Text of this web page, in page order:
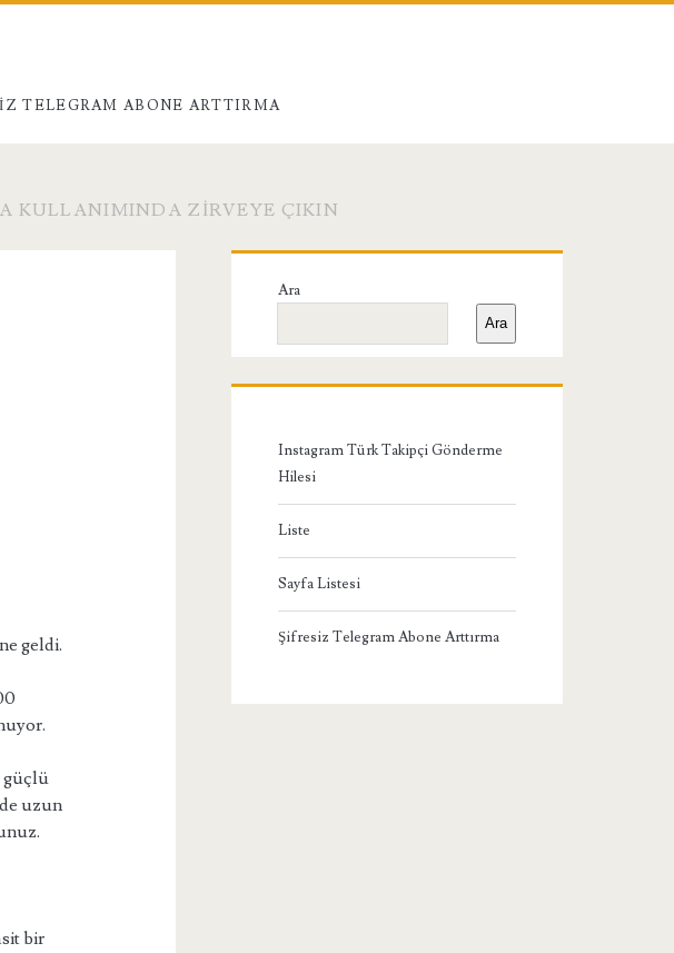
TELEGRAM ABONE ARTTIRMA
KULLANIMINDA ZIRVEYE ÇIKIN
geldi.
güçlü
uzun
bir
Birincil
Yan
Menü
Ara
Ara
Instagram Türk Takipçi Gönderme
Hilesi
Liste
Sayfa Listesi
Şifresiz Telegram Abone Arttırma